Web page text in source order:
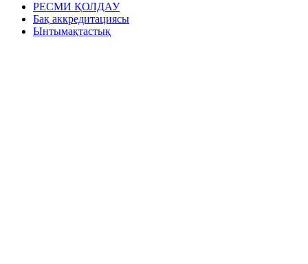
РЕСМИ ҚОЛДАУ
Бақ аккредитациясы
Ынтымақтастық